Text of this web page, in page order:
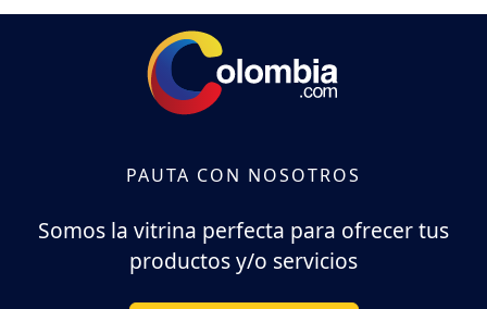
PAUTA CON NOSOTROS
Somos la vitrina perfecta para ofrecer tus
productos y/o servicios